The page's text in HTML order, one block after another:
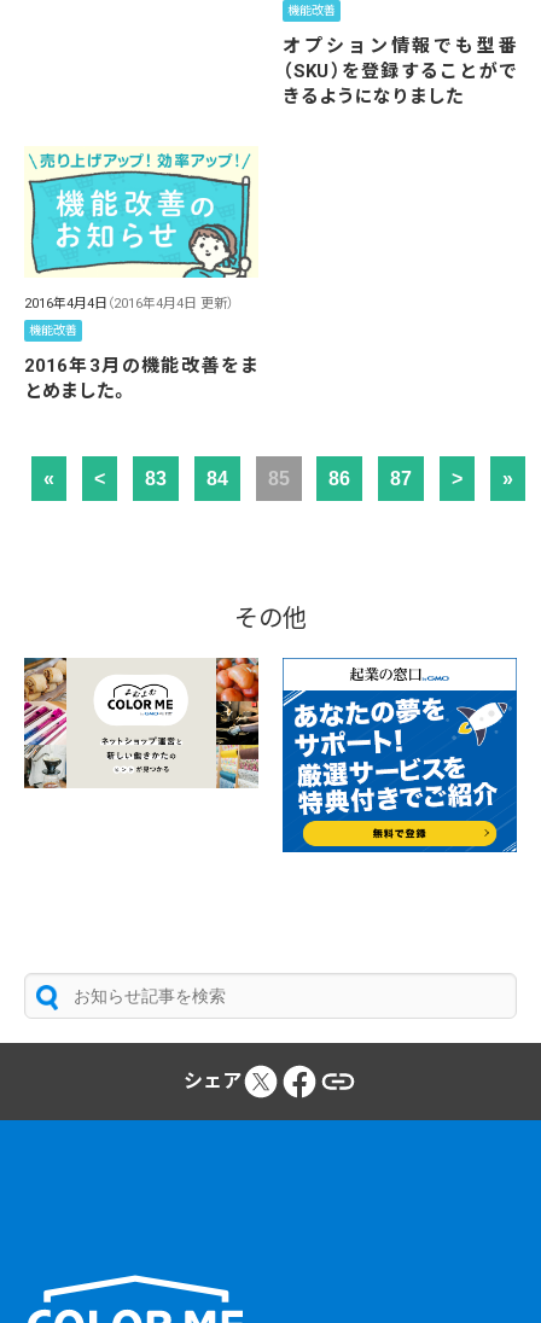
機能改善
オプション情報でも型番
（SKU）を登録することがで
きるようになりました
2016年4月4日 （2016年4月4日 更新）
機能改善
2016年3月の機能改善をま
とめました。
« < 83 84 85 86 87 > »
その他
シェア